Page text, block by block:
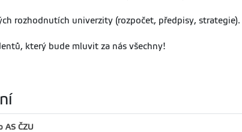
rozhodnutích univerzity (rozpočet, předpisy,
který bude mluvit za nás všechny!
AS ČZU